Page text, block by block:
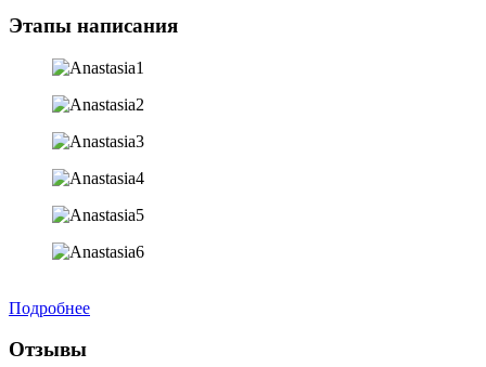
Этапы написания
Подробнее
Отзывы